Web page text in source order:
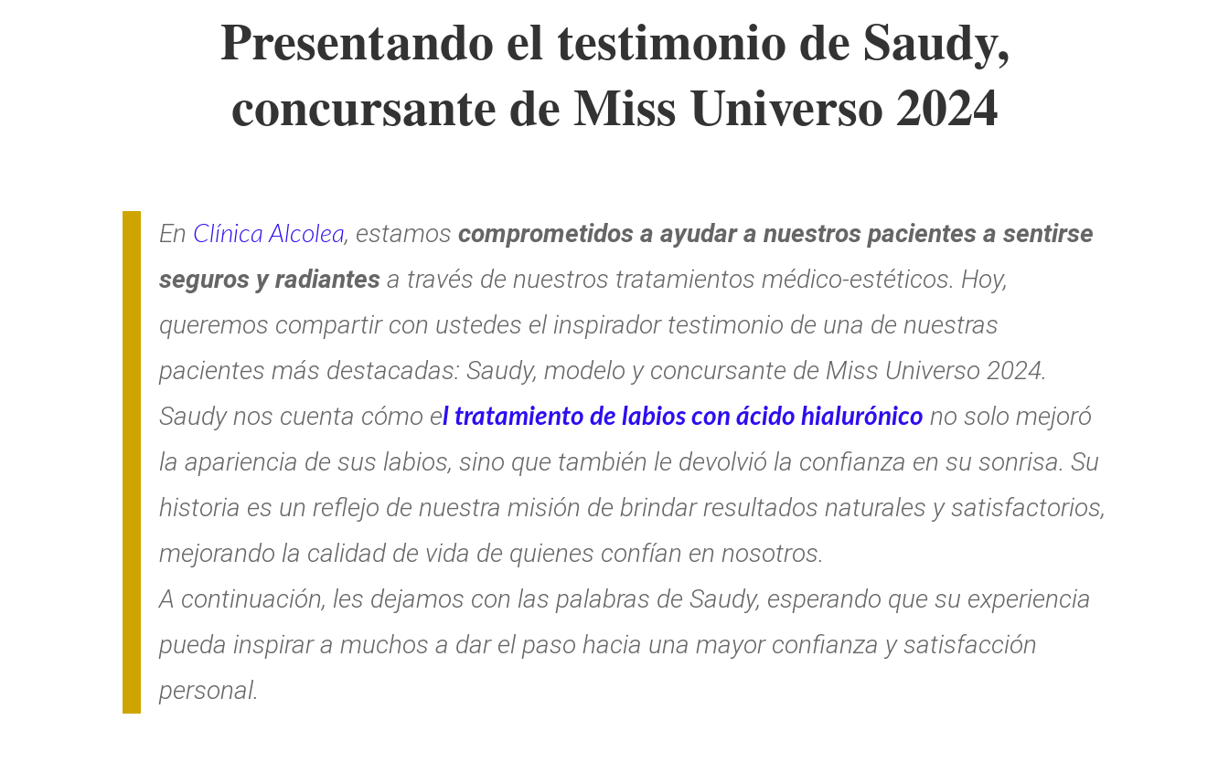
Presentando el testimonio de Saudy,
concursante de Miss Universo 2024
En Clínica Alcolea, estamoscomprometidos a ayudar a nuestros pacientes a sentirse
seguros y radiantes a través de nuestros tratamientos médico-estéticos. Hoy,
queremos compartir con ustedes el inspirador testimonio de una de nuestras
pacientes más destacadas:Saudy, modelo y concursante de Miss Universo 2024.
Saudy nos cuenta cómo el tratamiento de labios con ácido hialurónico no solo mejoró
la apariencia de sus labios, sino que también le devolvió la confianza en su sonrisa. Su
historia es un reflejo de nuestra misión de brindar resultados naturales y satisfactorios,
mejorando la calidad de vida de quienes confían en nosotros.
A continuación, les dejamos con las palabras de Saudy, esperando que su experiencia
pueda inspirar a muchos a dar el paso hacia una mayor confianza y satisfacción
personal.